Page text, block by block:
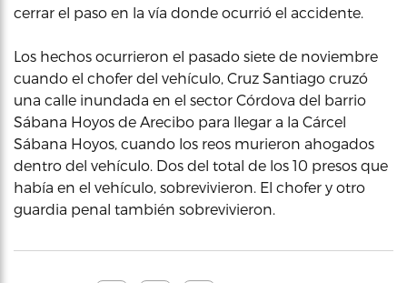
cerrar el paso en la vía donde ocurrió el accidente.
Los hechos ocurrieron el pasado siete de noviembre
cuando el chofer del vehículo, Cruz Santiago cruzó
una calle inundada en el sector Córdova del barrio
Sábana Hoyos de Arecibo para llegar a la Cárcel
Sábana Hoyos, cuando los reos murieron ahogados
dentro del vehículo. Dos del total de los 10 presos que
había en el vehículo, sobrevivieron. El chofer y otro
guardia penal también sobrevivieron.